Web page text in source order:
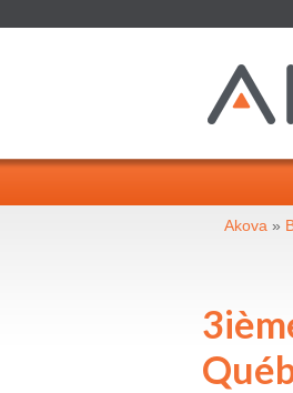
Akova »